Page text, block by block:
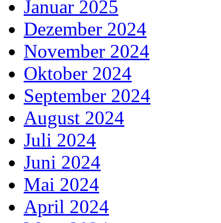
Januar 2025
Dezember 2024
November 2024
Oktober 2024
September 2024
August 2024
Juli 2024
Juni 2024
Mai 2024
April 2024